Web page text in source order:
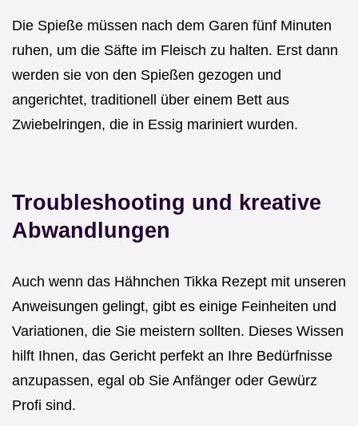
Die Spieße müssen nach dem Garen fünf Minuten
ruhen, um die Säfte im Fleisch zu halten. Erst dann
werden sie von den Spießen gezogen und
angerichtet, traditionell über einem Bett aus
Zwiebelringen, die in Essig mariniert wurden.
Troubleshooting und kreative
Abwandlungen
Auch wenn das Hähnchen Tikka Rezept mit unseren
Anweisungen gelingt, gibt es einige Feinheiten und
Variationen, die Sie meistern sollten. Dieses Wissen
hilft Ihnen, das Gericht perfekt an Ihre Bedürfnisse
anzupassen, egal ob Sie Anfänger oder Gewürz
Profi sind.